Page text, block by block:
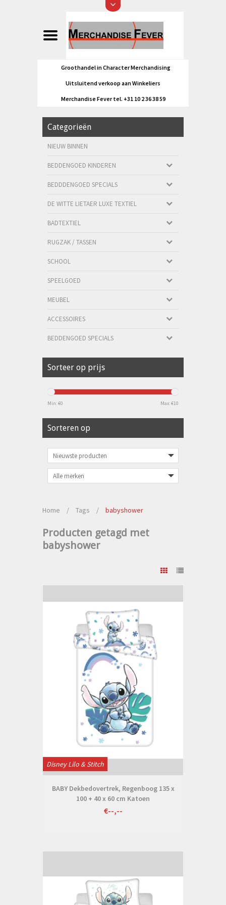
Groothandel in Character Merchandising
Uitsluitend verkoop aan Winkeliers
Merchandise Fever tel. +31 10 2 36 38 59
Categorieën
NIEUW BINNEN
BEDDENGOED KINDEREN
BEDDDENGOED SPECIALS
DE WITTE LIETAER LUXE TEXTIEL
BADTEXTIEL
RUGZAK / TASSEN
SCHOOL
SPEELGOED
MEUBEL
ACCESSOIRES
BEDDENGOED SPECIALS
Sorteer op prijs
Min: €0 Max: €10
Sorteren op
Home / Tags / babyshower
Producten getagd met
babyshower
Disney Lilo & Stitch
BABY Dekbedovertrek, Regenboog 135 x
100 + 40 x 60 cm Katoen
€--,--